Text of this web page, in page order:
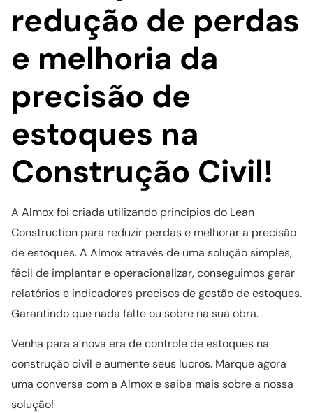
redução de perdas
e melhoria da
precisão de
estoques na
Construção Civil!
A Almox foi criada utilizando princípios do Lean
Construction para reduzir perdas e melhorar a precisão
de estoques. A Almox através de uma solução simples,
fácil de implantar e operacionalizar, conseguimos gerar
relatórios e indicadores precisos de gestão de estoques.
Garantindo que nada falte ou sobre na sua obra.
Venha para a nova era de controle de estoques na
construção civil e aumente seus lucros. Marque agora
uma conversa com a Almox e saiba mais sobre a nossa
solução!